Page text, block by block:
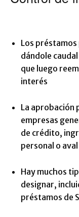
Los
dándole
que luego
interés
La aprobación
empresas
de crédito,
personal o aval
Hay muchos
designar,
préstamos de